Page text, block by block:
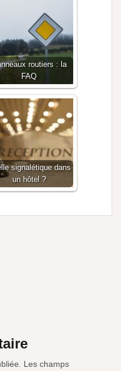
routiers : la
FAQ
signalétique dans
un hôtel ?
Les champs